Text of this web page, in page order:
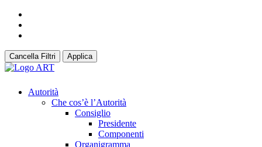
Cancella Filtri Applica
Autorità
Che cos’è l’Autorità
Consiglio
Presidente
Componenti
Organigramma